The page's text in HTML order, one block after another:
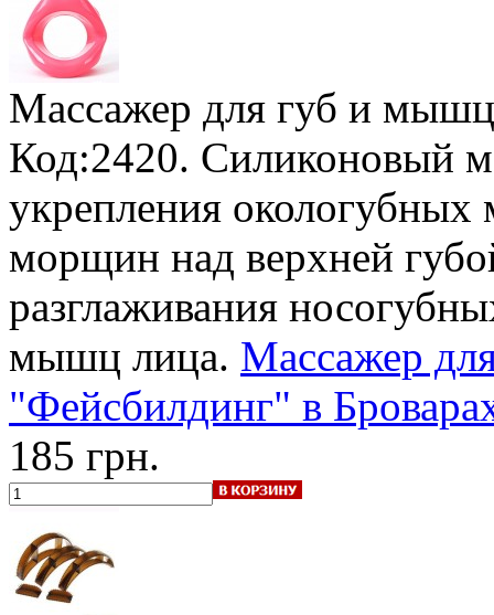
Массажер для губ и
Код:2420. Силиконовый
укрепления
морщин над верхней
разглаживания
мышц лица. Массажер
"Фейсбилдинг" в
185 грн.